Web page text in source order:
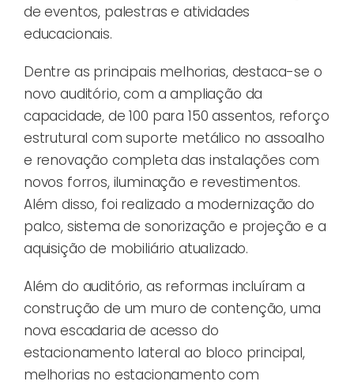
de eventos, palestras e atividades
educacionais.
Dentre as principais melhorias, destaca-se o
novo auditório, com a ampliação da
capacidade, de 100 para 150 assentos, reforço
estrutural com suporte metálico no assoalho
e renovação completa das instalações com
novos forros, iluminação e revestimentos.
Além disso, foi realizado a modernização do
palco, sistema de sonorização e projeção e a
aquisição de mobiliário atualizado.
Além do auditório, as reformas incluíram a
construção de um muro de contenção, uma
nova escadaria de acesso do
estacionamento lateral ao bloco principal,
melhorias no estacionamento com